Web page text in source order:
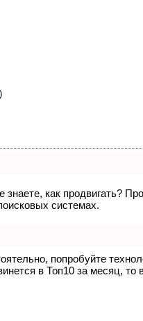
)
знаете, как продвигать?
системах.
попробуйте
в Топ10 за месяц, то